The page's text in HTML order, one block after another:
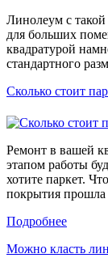
Линолеум с
для больших
квадратурой
стандартного
Сколько стоит
Ремонт в вашей
этапом работы
хотите паркет.
покрытия прошла
Подробнее
Можно класть